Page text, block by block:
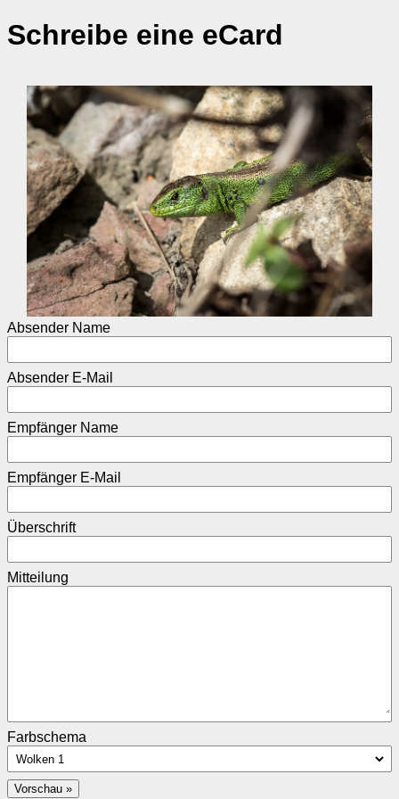
Schreibe eine eCard
Absender Name
Absender E-Mail
Empfänger Name
Empfänger E-Mail
Überschrift
Mitteilung
Farbschema